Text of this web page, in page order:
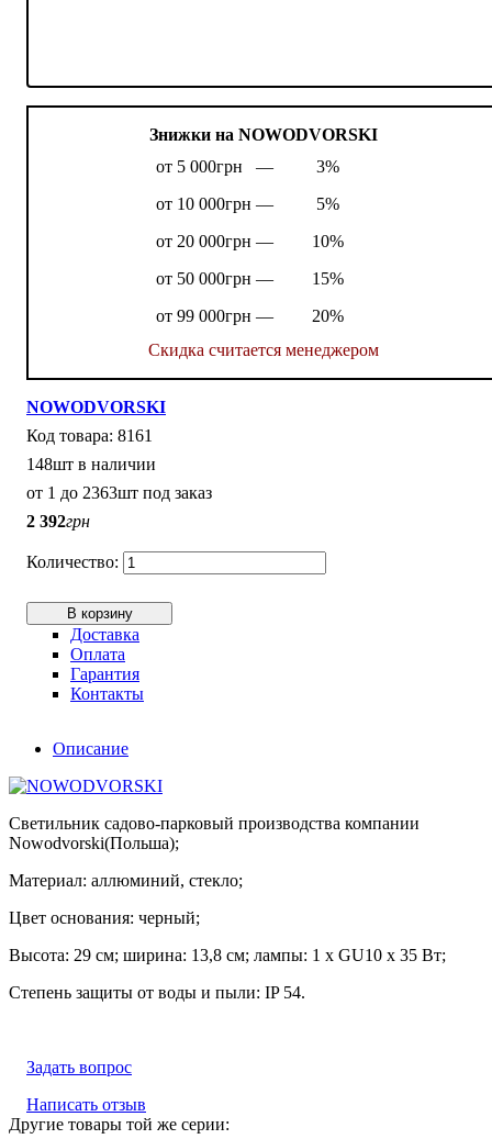
Знижки на NOWODVORSKI
от 5 000грн —
3%
от 10 000грн —
5%
от 20 000грн —
10%
от 50 000грн —
15%
от 99 000грн —
20%
Скидка считается менеджером
NOWODVORSKI
8161
148шт в наличии
от 1 до 2363шт под заказ
2 392грн
В корзину
Доставка
Оплата
Гарантия
Контакты
Описание
Светильник садово-парковый производства компании
Nowodvorski(Польша);
Материал: аллюминий, стекло;
Цвет основания: черный;
Высота: 29 см; ширина: 13,8 см; лампы: 1 х GU10 х 35 Вт;
Степень защиты от воды и пыли: IP 54.
Задать вопрос
Написать отзыв
Другие товары той же серии: